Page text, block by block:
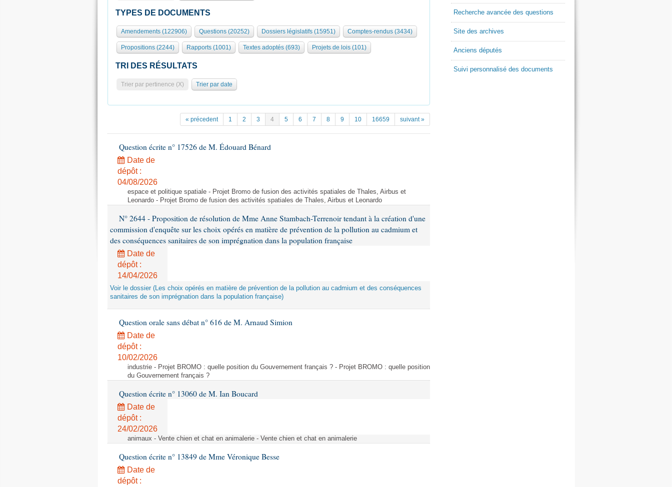
TYPES DE DOCUMENTS
Amendements (122906) Questions (20252) Dossiers législatifs (15951) Comptes-rendus (3434)
Propositions (2244) Rapports (1001) Textes adoptés (693) Projets de lois (101)
TRI DES RÉSULTATS
Trier par pertinence (X) Trier par date
« précedent 1 2 3 4 5 6 7 8 9 10 16659 suivant »
Question écrite n° 17526 de M. Édouard Bénard
Date de
dépôt :
04/08/2026
espace et politique spatiale - Projet Bromo de fusion des activités spatiales de Thales, Airbus et
Leonardo - Projet Bromo de fusion des activités spatiales de Thales, Airbus et Leonardo
N° 2644 - Proposition de résolution de Mme Anne Stambach-Terrenoir tendant à la création d'une
commission d'enquête sur les choix opérés en matière de prévention de la pollution au cadmium et
des conséquences sanitaires de son imprégnation dans la population française
Date de
dépôt :
14/04/2026
Voir le dossier (Les choix opérés en matière de prévention de la pollution au cadmium et des conséquences
sanitaires de son imprégnation dans la population française)
Question orale sans débat n° 616 de M. Arnaud Simion
Date de
dépôt :
10/02/2026
industrie - Projet BROMO : quelle position du Gouvernement français ? - Projet BROMO : quelle position
du Gouvernement français ?
Question écrite n° 13060 de M. Ian Boucard
Date de
dépôt :
24/02/2026
animaux - Vente chien et chat en animalerie - Vente chien et chat en animalerie
Question écrite n° 13849 de Mme Véronique Besse
Date de
dépôt :
Recherche avancée des questions
Site des archives
Anciens députés
Suivi personnalisé des documents